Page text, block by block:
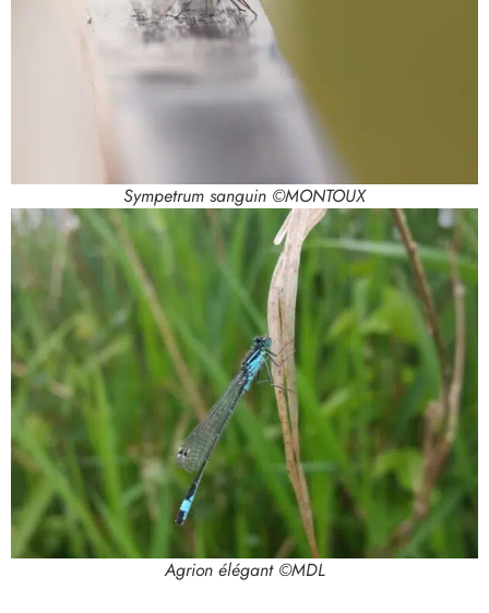
Sympetrum sanguin ©MONTOUX
Agrion élégant ©MDL